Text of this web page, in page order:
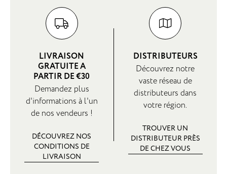
LIVRAISON
GRATUITE A
PARTIR DE €30
Demandez plus
d'informations à l'un
de nos vendeurs !
DÉCOUVREZ NOS
CONDITIONS DE
LIVRAISON
DISTRIBUTEURS
Découvrez notre
vaste réseau de
distributeurs dans
votre région.
TROUVER UN
DISTRIBUTEUR PRÈS
DE CHEZ VOUS